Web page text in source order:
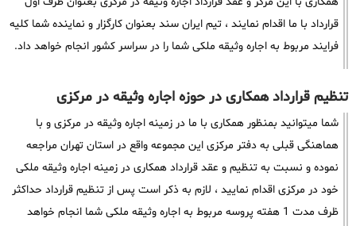
قرارداد با ما اقدام نمایند ، تیم ایران سند بعنوان کارگزار و نماینده شما کلیه
فرایند مربوط به اجاره وثیقه ملکی شما را در سراسر کشور انجام خواهد داد.
تنظیم قرارداد همکاری در حوزه اجاره وثیقه در مرکزی
شما میتوانید بمنظور همکاری با ما در زمینه اجاره وثیقه در مرکزی و با
هماهنگی قبلی به دفتر مرکزی این مجموعه واقع در استان تهران مراجعه
نموده و نسبت به تنظیم و عقد قرارداد همکاری در زمینه اجاره وثیقه ملکی
خود در مرکزی اقدام نمایید ، لازم به ذکر است پس از تنظیم قرارداد حداکثر
ظرف مدت 1 هفته پروسه مربوط به اجاره وثیقه ملکی شما انجام خواهد